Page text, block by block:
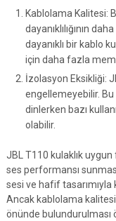
Kablolama Kalitesi:
dayanıklılığının
dayanıklı bir kablo
için daha fazla
İzolasyon Eksikliği:
engellemeyebilir.
dinlerken bazı
olabilir.
JBL T110 kulaklık uygun
ses performansı
sesi ve hafif tasarımıyla
Ancak kablolama
önünde bulundurulması